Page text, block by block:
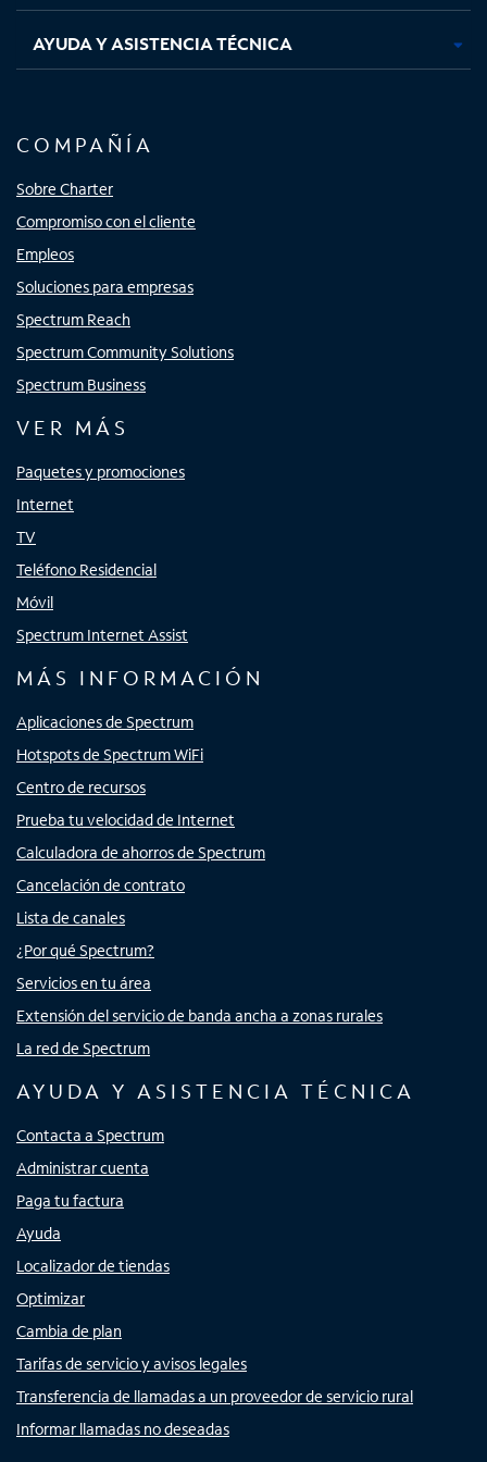
AYUDA Y ASISTENCIA TÉCNICA
COMPAÑÍA
Sobre Charter
Compromiso con el cliente
Empleos
Soluciones para empresas
Spectrum Reach
Spectrum Community Solutions
Spectrum Business
VER MÁS
Paquetes y promociones
Internet
TV
Teléfono Residencial
Móvil
Spectrum Internet Assist
MÁS INFORMACIÓN
Aplicaciones de Spectrum
Hotspots de Spectrum WiFi
Centro de recursos
Prueba tu velocidad de Internet
Calculadora de ahorros de Spectrum
Cancelación de contrato
Lista de canales
¿Por qué Spectrum?
Servicios en tu área
Extensión del servicio de banda ancha a zonas rurales
La red de Spectrum
AYUDA Y ASISTENCIA TÉCNICA
Contacta a Spectrum
Administrar cuenta
Paga tu factura
Ayuda
Localizador de tiendas
Optimizar
Cambia de plan
Tarifas de servicio y avisos legales
Transferencia de llamadas a un proveedor de servicio rural
Informar llamadas no deseadas